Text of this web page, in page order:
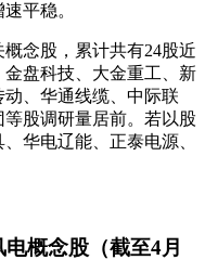
平稳。
念股，累计共有24股近
金盘科技、大金重工、新
、华通线缆、中际联
股调研量居前。若以股
华电辽能、正泰电源、
概念股（截至4月